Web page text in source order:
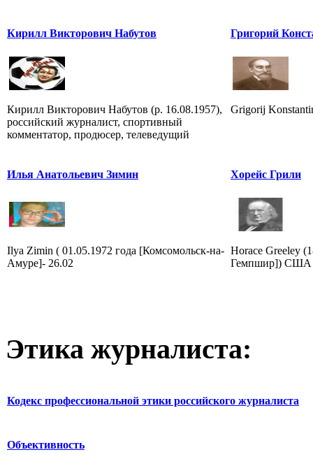
Кирилл Викторович Набутов
Кирилл Викторович Набутов (р. 16.08.1957),
российский журналист, спортивный
комментатор, продюсер, телеведущий
Григорий
Grigorij
Илья Анатольевич Зимин
Ilya Zimin ( 01.05.1972 года [Комсомольск-на-
Амуре]- 26.02
Хорейс Грили
Horace Greeley
Гемпшир]) США
Этика журналиста:
Кодекс профессиональной этики российского журналиста
Объективность